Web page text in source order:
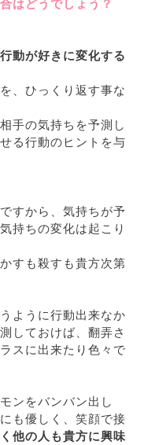
はどうでしょう？
動が好きに変化する
、ひっくり返す事な
手の気持ちを予測し
る行動のヒントを与
すから、気持ちが予
持ちの変化は起こり
すも殺すも貴方次第
ように行動出来なか
しておけば、翻弄さ
スに出来たり色々で
ンをバンバン出し
も優しく、笑顔で接
他の人も貴方に興味